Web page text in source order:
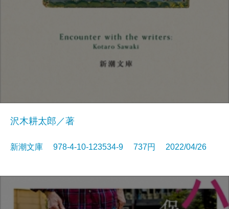
沢木耕太郎／著
新潮文庫 978-4-10-123534-9 737円 2022/04/26